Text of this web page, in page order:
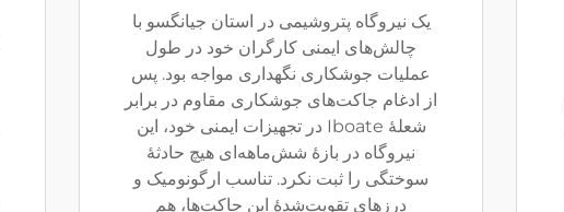
یک نیروگاه پتروشیمی در استان جیانگسو با
چالش‌های ایمنی کارگران خود در طول
عملیات جوشکاری نگهداری مواجه بود. پس
از ادغام جاکت‌های جوشکاری مقاوم در برابر
شعلهٔ Iboate در تجهیزات ایمنی خود، این
نیروگاه در بازهٔ شش‌ماهه‌ای هیچ حادثهٔ
سوختگی را ثبت نکرد. تناسب ارگونومیک و
درزهای تقویت‌شدهٔ این جاکت‌ها، هم